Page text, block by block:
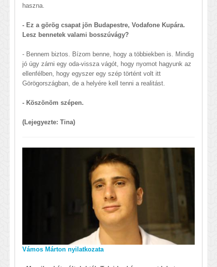
haszna.
- Ez a görög csapat jön Budapestre, Vodafone Kupára.
Lesz bennetek valami bosszúvágy?
- Bennem biztos. Bízom benne, hogy a többiekben is. Mindig
jó úgy zárni egy oda-vissza vágót, hogy nyomot hagyunk az
ellenfélben, hogy egyszer egy szép történt volt itt
Görögországban, de a helyére kell tenni a realitást.
- Köszönöm szépen.
(Lejegyezte: Tina)
Vámos Márton nyilatkozata